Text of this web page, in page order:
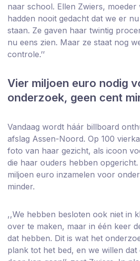
naar school. Ellen Zwiers, moeder
hadden nooit gedacht dat we er
staan. Ze gaven haar twintig
nu eens zien. Maar ze staat nog
controle.’’
Vier miljoen euro nodig
onderzoek, geen cent
Vandaag wordt háár billboard
afslag Assen-Noord. Op 100
foto van haar gezicht, als icoon
die haar ouders hebben
miljoen euro inzamelen voor
minder.
,,We hebben besloten ook niet in
over te maken, maar in één keer
dat hebben. Dit is wat het
plank tot het bed, en we willen